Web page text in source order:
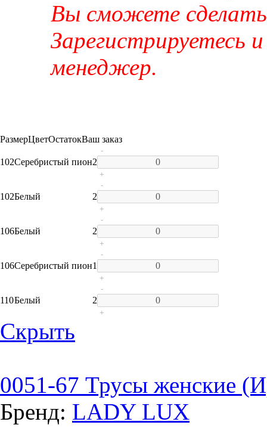
Вы сможете сделать
Зарегистрируетесь
менеджер.
РазмерЦветОстатокВаш заказ
102Серебристый пион2
-
+
102Белый 2
-
+
106Белый 2
-
+
106Серебристый пион1
-
+
110Белый 2
-
+
Скрыть
0051-67 Трусы женские
Бренд: LADY LUX